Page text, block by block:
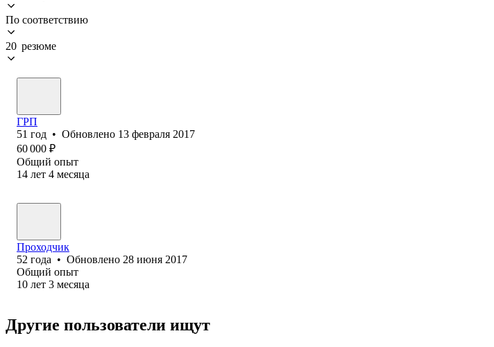
По соответствию
20 резюме
ГРП
51 год • Обновлено 13 февраля 2017
60 000 ₽
Общий опыт
14 лет 4 месяца
Проходчик
52 года • Обновлено 28 июня 2017
Общий опыт
10 лет 3 месяца
Другие пользователи ищут